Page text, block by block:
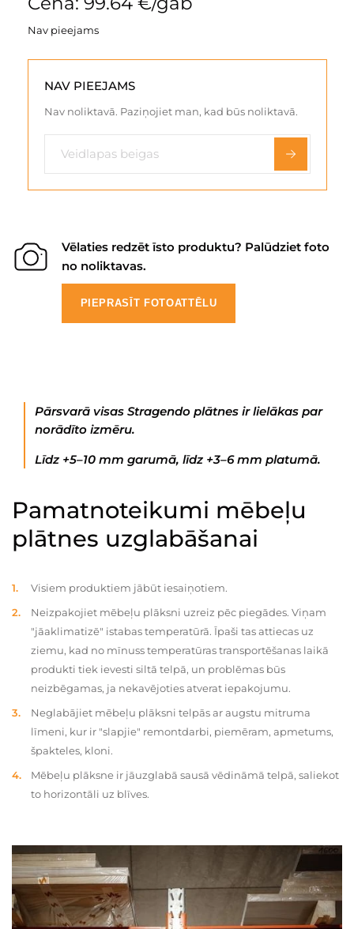
Nav pieejams
NAV PIEEJAMS
Nav noliktavā. Paziņojiet man, kad būs noliktavā.
Vēlaties redzēt īsto produktu? Palūdziet foto
no noliktavas.
PIEPRASĪT FOTOATTĒLU
Pārsvarā visas Stragendo plātnes ir lielākas par
norādīto izmēru.
Līdz +5–10 mm garumā, līdz +3–6 mm platumā.
Pamatnoteikumi mēbeļu
plātnes uzglabāšanai
Visiem produktiem jābūt iesaiņotiem.
Neizpakojiet mēbeļu plāksni uzreiz pēc piegādes. Viņam
"jāaklimatizē" istabas temperatūrā. Īpaši tas attiecas uz
ziemu, kad no mīnuss temperatūras transportēšanas laikā
produkti tiek ievesti siltā telpā, un problēmas būs
neizbēgamas, ja nekavējoties atverat iepakojumu.
Neglabājiet mēbeļu plāksni telpās ar augstu mitruma
līmeni, kur ir "slapjie" remontdarbi, piemēram, apmetums,
špakteles, kloni.
Mēbeļu plāksne ir jāuzglabā sausā vēdināmā telpā, saliekot
to horizontāli uz blīves.